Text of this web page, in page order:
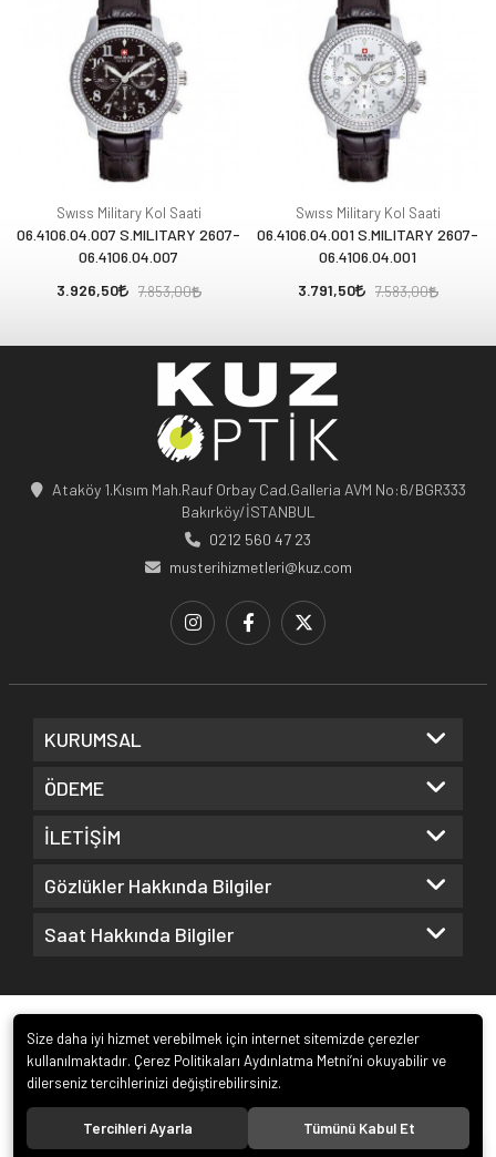
Swıss Military Kol Saati
06.4106.04.007 S.MILITARY 2607-
06.4106.04.007
3.926,50
7.853,00
Swıss Military Kol Saati
06.4106.04.001 S.MILITARY 2607-
06.4106.04.001
3.791,50
7.583,00
Ataköy 1.Kısım Mah.Rauf Orbay Cad.Galleria AVM No:6/BGR333
Bakırköy/İSTANBUL
0212 560 47 23
musterihizmetleri@kuz.com
KURUMSAL
ÖDEME
İLETİŞİM
Gözlükler Hakkında Bilgiler
Saat Hakkında Bilgiler
Size daha iyi hizmet verebilmek için internet sitemizde çerezler
kullanılmaktadır. Çerez Politikaları Aydınlatma Metni’ni okuyabilir ve
dilerseniz tercihlerinizi değiştirebilirsiniz.
Tercihleri Ayarla Tümünü Kabul Et